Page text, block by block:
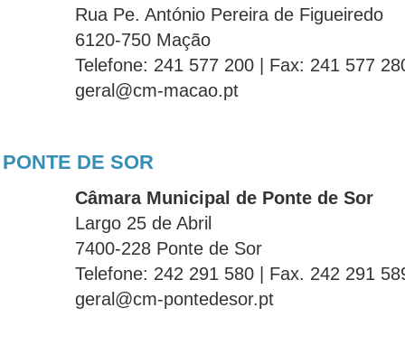
Rua Pe. António Pereira de Figueiredo
6120-750 Mação
Telefone: 241 577 200 | Fax: 241 577
geral@cm-macao.pt
PONTE DE SOR
Câmara Municipal de Ponte de Sor
Largo 25 de Abril
7400-228 Ponte de Sor
Telefone: 242 291 580 | Fax. 242 291
geral@cm-pontedesor.pt